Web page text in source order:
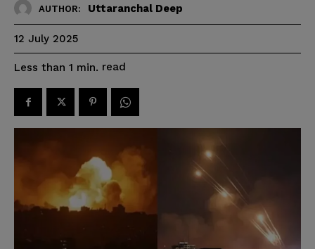
AUTHOR: Uttaranchal Deep
12 July 2025
Less than 1 min. read